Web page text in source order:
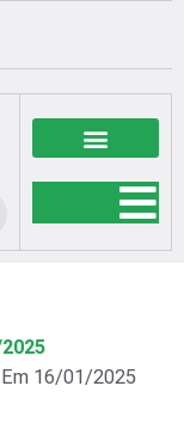
Em 16/01/2025